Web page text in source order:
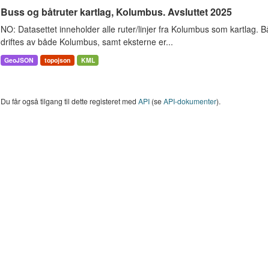
Buss og båtruter kartlag, Kolumbus. Avsluttet 2025
NO: Datasettet inneholder alle ruter/linjer fra Kolumbus som kartlag.
driftes av både Kolumbus, samt eksterne er...
GeoJSON topojson KML
Du får også tilgang til dette registeret med API(seAPI-dokumenter).